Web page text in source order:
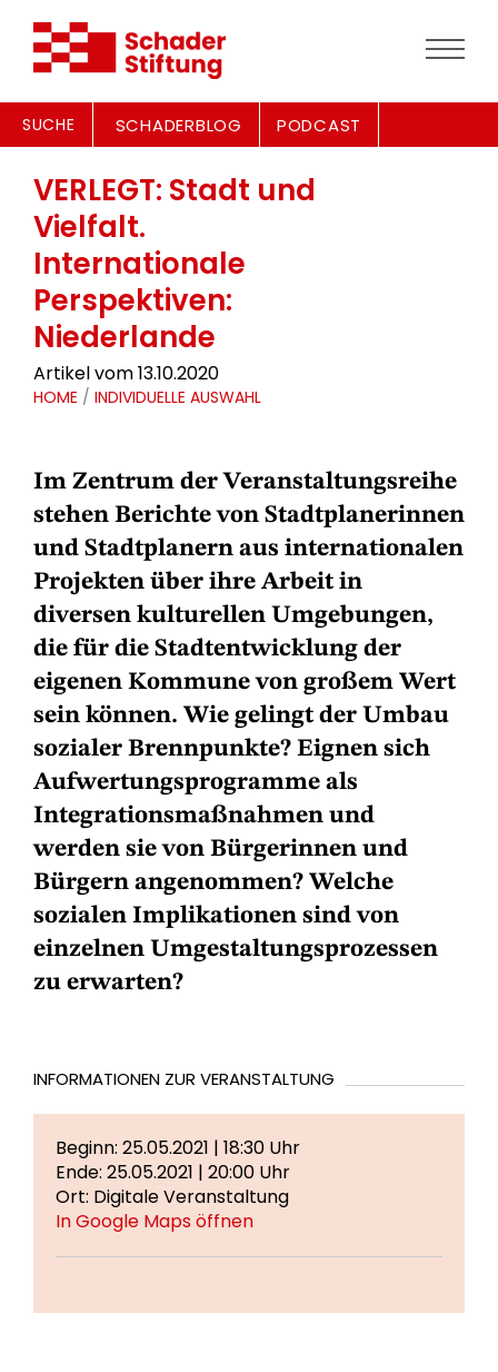
SUCHE SCHADERBLOG PODCAST
VERLEGT: Stadt und
Vielfalt.
Internationale
Perspektiven:
Niederlande
Artikel vom 13.10.2020
HOME / INDIVIDUELLE AUSWAHL
Im Zentrum der Veranstaltungsreihe
stehen Berichte von Stadtplanerinnen
und Stadtplanern aus internationalen
Projekten über ihre Arbeit in
diversen kulturellen Umgebungen,
die für die Stadtentwicklung der
eigenen Kommune von großem Wert
sein können. Wie gelingt der Umbau
sozialer Brennpunkte? Eignen sich
Aufwertungsprogramme als
Integrationsmaßnahmen und
werden sie von Bürgerinnen und
Bürgern angenommen? Welche
sozialen Implikationen sind von
einzelnen Umgestaltungsprozessen
zu erwarten?
INFORMATIONEN ZUR VERANSTALTUNG
Beginn: 25.05.2021 | 18:30 Uhr
Ende: 25.05.2021 | 20:00 Uhr
Ort: Digitale Veranstaltung
In Google Maps öffnen